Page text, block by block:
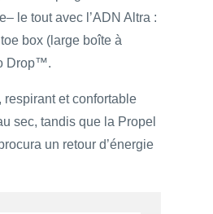
le tout avec l’ADN Altra :
box (large boîte à
Drop™.
respirant et confortable
sec, tandis que la Propel
un retour d’énergie